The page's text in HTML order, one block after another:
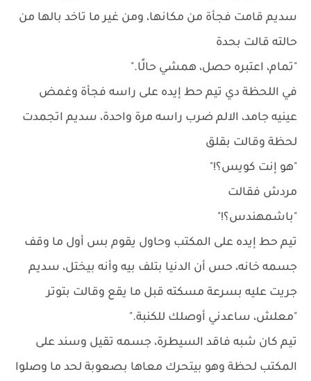
سديم قامت فجأة من مكانها، ومن غير ما تاخد بالها من
حالته قالت بحدة
"تمام، اعتبره حصل، همشي حالًا."
في اللحظة دي تيم حط إيده على راسه فجأة وغمض
عينيه جامد، الالم ضرب راسه مرة واحدة، سديم اتجمدت
لحظة وقالت بقلق
"هو إنت كويس؟!"
مردش فقالت
"باشمهندس؟!"
تيم حط إيده على المكتب وحاول يقوم بس أول ما وقف
جسمه خانه، حس أن الدنيا بتلف بيه وأنه بيختل، سديم
جريت عليه بسرعة مسكته قبل ما يقع وقالت بتوتر
"معلش، ساعدني أوصلك للكنبة."
تيم كان شبه فاقد السيطرة، جسمه تقيل وسند على
المكتب لحظة وهو بيتحرك معاها بصعوبة لحد ما وصلوا